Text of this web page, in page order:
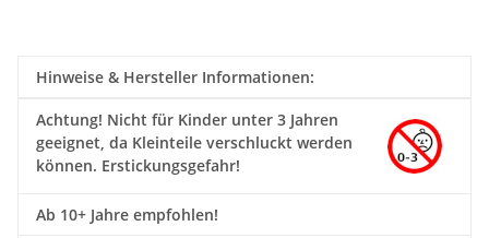
Hinweise & Hersteller Informationen:
Achtung! Nicht für Kinder unter 3 Jahren
geeignet, da Kleinteile verschluckt werden
können. Erstickungsgefahr!
Ab 10+ Jahre empfohlen!